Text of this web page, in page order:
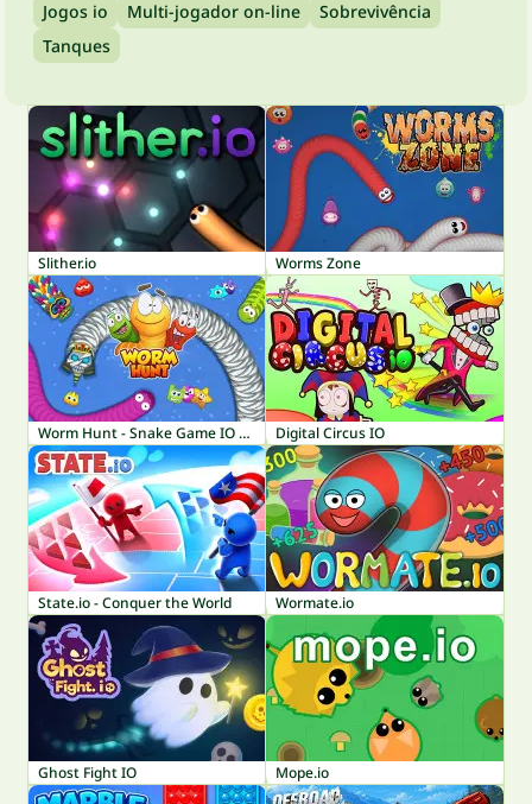
Jogos io
Multi-jogador on-line
Sobrevivência
Tanques
Slither.io Worms Zone
Worm Hunt - Snake Game IO Zone Digital Circus IO
State.io - Conquer the World Wormate.io
Ghost Fight IO Mope.io